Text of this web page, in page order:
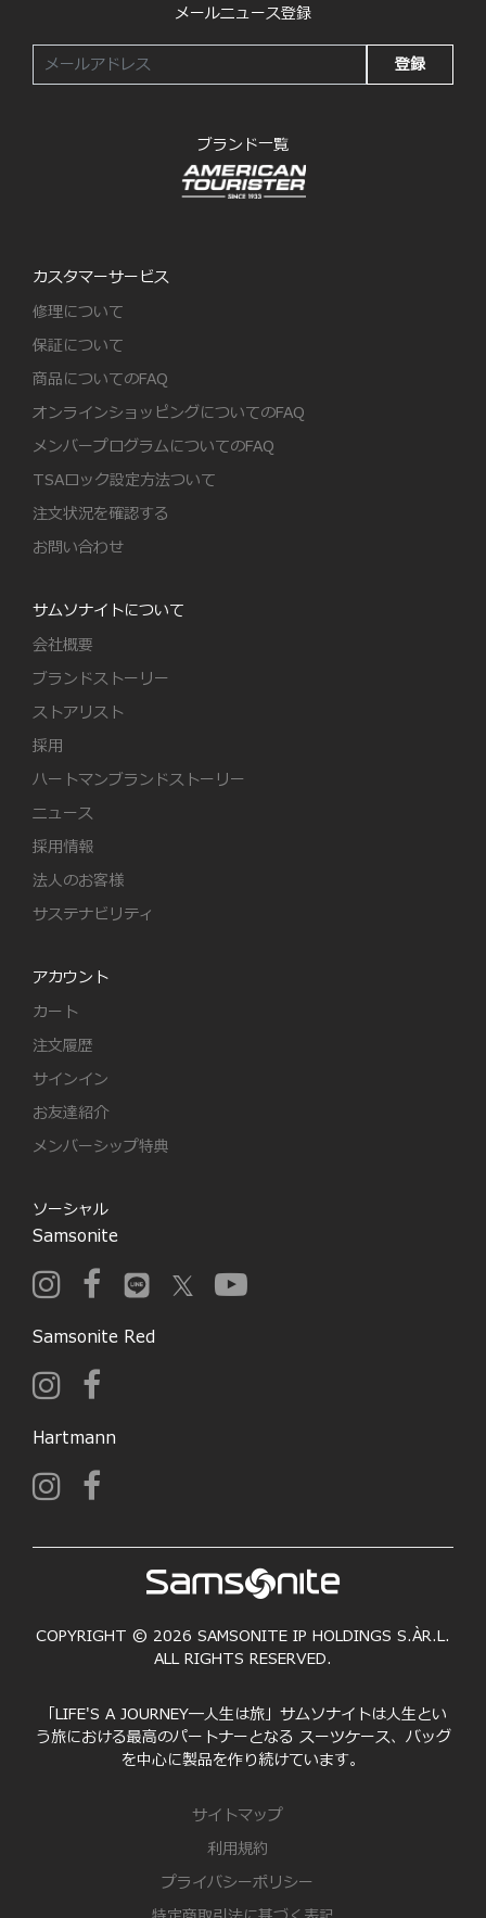
メールニュース登録
登録
ブランド一覧
カスタマーサービス
修理について
保証について
商品についてのFAQ
オンラインショッピングについてのFAQ
メンバープログラムについてのFAQ
TSAロック設定方法ついて
注文状況を確認する
お問い合わせ
サムソナイトについて
会社概要
ブランドストーリー
ストアリスト
採用
ハートマンブランドストーリー
ニュース
採用情報
法人のお客様
サステナビリティ
アカウント
カート
注文履歴
サインイン
お友達紹介
メンバーシップ特典
ソーシャル
Samsonite
Samsonite Red
Hartmann
COPYRIGHT © 2026 SAMSONITE IP HOLDINGS S.ÀR.L.
ALL RIGHTS RESERVED.
「LIFE'S A JOURNEY―人生は旅」サムソナイトは人生とい
う旅における最高のパートナーとなる スーツケース、バッグ
を中心に製品を作り続けています。
サイトマップ
利用規約
プライバシーポリシー